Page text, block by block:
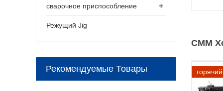
CMM
горячий
+
сварочное приспособление
Режущий Jig
Рекомендуемые Товары